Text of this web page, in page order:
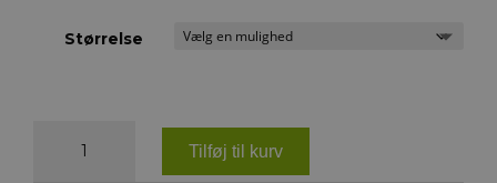
Størrelse
Collection
Tilføj til kurv